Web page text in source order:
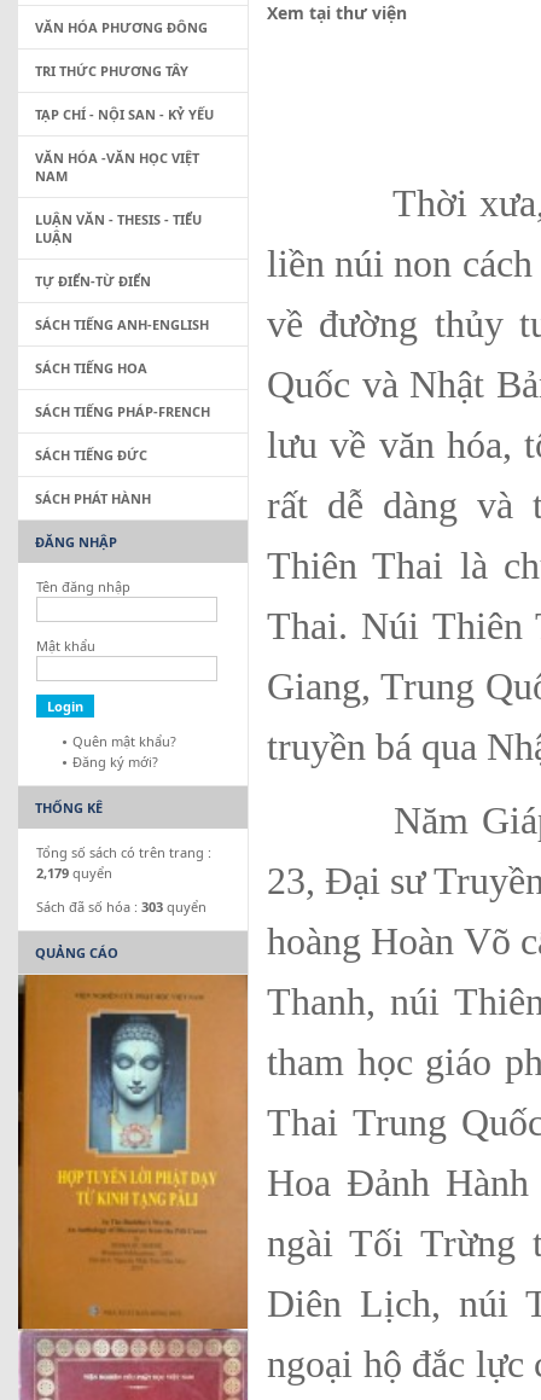
Xem tại thư viện
Thời xưa, khi
liền núi non
về đường thủy
Quốc và Nhật
lưu về văn hóa,
rất dễ dàng và
Thiên Thai là
Thai. Núi Thiên
Giang, Trung
truyền bá qua
Năm Giáp
23, Đại sư
hoàng Hoàn Võ
Thanh, núi
tham học giáo
Thai Trung
Hoa Đảnh
ngài Tối Trừng
Diên Lịch, núi
ngoại hộ đắc lực
VĂN HÓA PHƯƠNG ĐÔNG
TRI THỨC PHƯƠNG TÂY
TẠP CHÍ - NỘI SAN - KỶ YẾU
VĂN HÓA -VĂN HỌC VIỆT
NAM
LUẬN VĂN - THESIS - TIỂU
LUẬN
TỰ ĐIỂN-TỪ ĐIỂN
SÁCH TIẾNG ANH-ENGLISH
SÁCH TIẾNG HOA
SÁCH TIẾNG PHÁP-FRENCH
SÁCH TIẾNG ĐỨC
SÁCH PHÁT HÀNH
ĐĂNG NHẬP
Tên đăng nhập
Mật khẩu
Quên mật khẩu?
Đăng ký mới?
THỐNG KÊ
Tổng số sách có trên trang :
2,179 quyển
Sách đã số hóa : 303 quyển
QUẢNG CÁO